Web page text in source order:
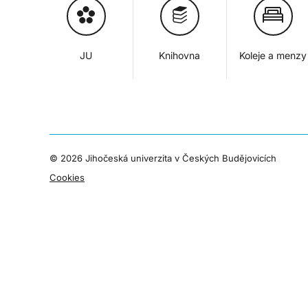
JU Knihovna Koleje a menzy
© 2026 Jihočeská univerzita v Českých Budějovicích
Cookies